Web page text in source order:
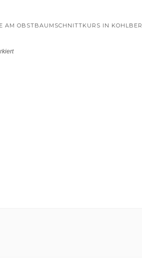
AM OBSTBAUMSCHNITTKURS IN KOHLBERG